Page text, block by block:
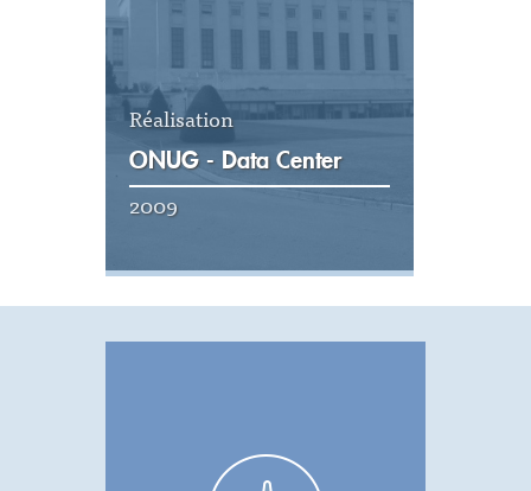
Réalisation
ONUG - Data Center
2009
Voir la réalisation